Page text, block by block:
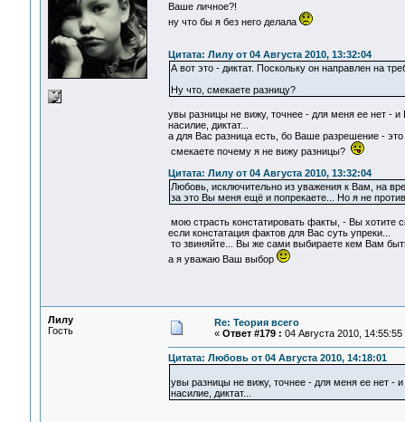
Ваше личное?!
ну что бы я без него делала
Цитата: Лилу от 04 Августа 2010, 13:32:04
А вот это - диктат. Поскольку он направлен на
Ну что, смекаете разницу?
увы разницы не вижу, точнее - для меня ее нет -
насилие, диктат...
а для Вас разница есть, бо Ваше разрешение -
смекаете почему я не вижу разницы?
Цитата: Лилу от 04 Августа 2010, 13:32:04
Любовь, исключительно из уважения к Вам, на
за это Вы меня ещё и попрекаете... Но я не
мою страсть констатировать факты, - Вы хотите
если констатация фактов для Вас суть упреки...
то звиняйте... Вы же сами выбираете кем Вам
а я уважаю Ваш выбор
Лилу
Гость
Re: Теория всего
« Ответ #179 : 04 Августа 2010, 14:55:55
Цитата: Любовь от 04 Августа 2010, 14:18:01
увы разницы не вижу, точнее - для меня ее нет -
насилие, диктат...